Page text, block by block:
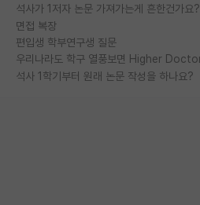
석사가 1저자 논문 가져가는게 흔한건가요?
면접 복장
편입생 학부연구생 질문
석사 1학기부터 원래 논문 작성을 하나요?